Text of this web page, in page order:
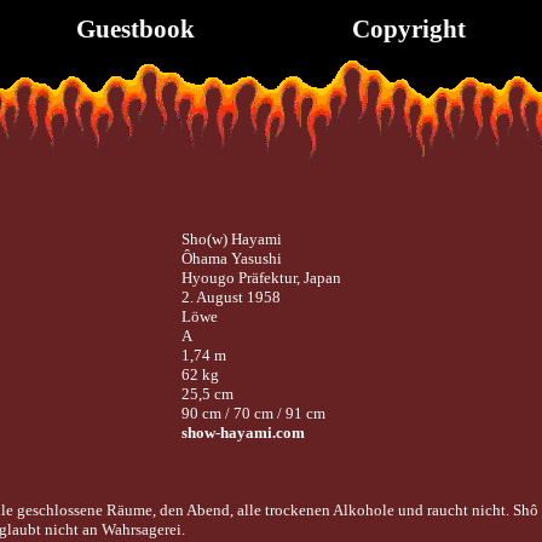
Guestbook Copyright
Sho(w) Hayami
Ôhama Yasushi
Hyougo Präfektur, Japan
2. August 1958
Löwe
A
1,74 m
62 kg
25,5 cm
90 cm / 70 cm / 91 cm
show-hayami.com
Räume, den Abend, alle trockenen Alkohole und raucht nicht. Shô
nicht an Wahrsagerei.